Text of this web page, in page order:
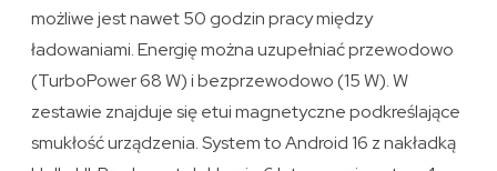
możliwe jest nawet 50 godzin pracy między
ładowaniami. Energię można uzupełniać przewodowo
(TurboPower 68 W) i bezprzewodowo (15 W). W
zestawie znajduje się etui magnetyczne podkreślające
smukłość urządzenia. System to Android 16 z nakładką